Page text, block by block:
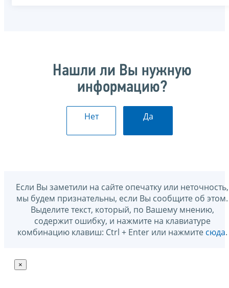
Нашли ли Вы нужную
информацию?
Нет Да
Если Вы заметили на сайте опечатку или неточность,
мы будем признательны, если Вы сообщите об этом.
Выделите текст, который, по Вашему мнению,
содержит ошибку, и нажмите на клавиатуре
комбинацию клавиш: Ctrl + Enter или нажмите сюда.
×